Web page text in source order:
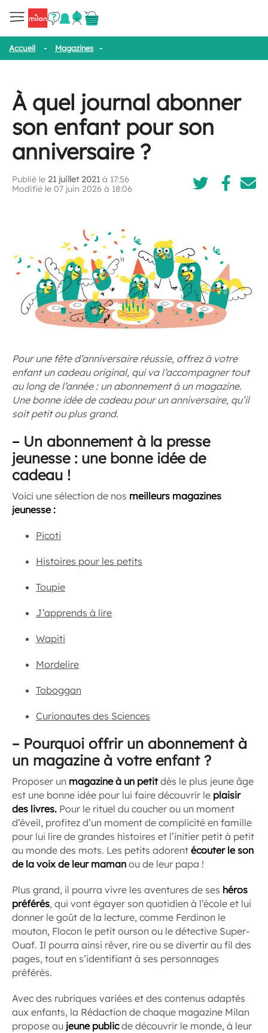
Accueil - Magazines -
À quel journal abonner
son enfant pour son
anniversaire ?
Publié le 21 juillet 2021 à 17:56
Modifié le 07 juin 2026 à 18:06
Pour une fête d’anniversaire réussie, offrez à votre
enfant un cadeau original, qui va l’accompagner tout
au long de l’année : un abonnement à un magazine.
Une bonne idée de cadeau pour un anniversaire, qu’il
soit petit ou plus grand.
– Un abonnement à la presse
jeunesse : une bonne idée de
cadeau !
Voici une sélection de nos meilleurs magazines
jeunesse :
Picoti
Histoires pour les petits
Toupie
J’apprends à lire
Wapiti
Mordelire
Toboggan
Curionautes des Sciences
– Pourquoi offrir un abonnement à
un magazine à votre enfant ?
Proposer un magazine à un petitdès le plus jeune âge
est une bonne idée pour lui faire découvrir le plaisir
des livres. Pour le rituel du coucher ou un moment
d’éveil, profitez d’un moment de complicité en famille
pour lui lire de grandes histoires et l’initier petit à petit
au monde des mots. Les petits adorent écouter le son
de la voix de leur maman ou de leur papa !
Plus grand, il pourra vivre les aventures de ses héros
préférés, qui vont égayer son quotidien à l’école et lui
donner le goût de la lecture, comme Ferdinon le
mouton, Flocon le petit ourson ou le détective Super-
Ouaf. Il pourra ainsi rêver, rire ou se divertir au fil des
pages, tout en s’identifiant à ses personnages
préférés.
Avec des rubriques variées et des contenus adaptés
aux enfants, la Rédaction de chaque magazine Milan
propose au jeune publicde découvrir le monde, à leur